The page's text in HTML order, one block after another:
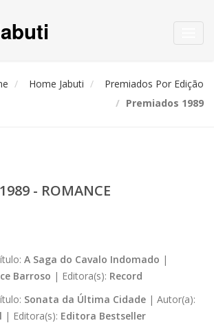
Home Jabuti
Premiados Por Edição
Premiados 1989
- ROMANCE
A Saga do Cavalo Indomado |
Barroso | Editora(s): Record
Sonata da Última Cidade | Autor(a):
| Editora(s): Editora Bestseller